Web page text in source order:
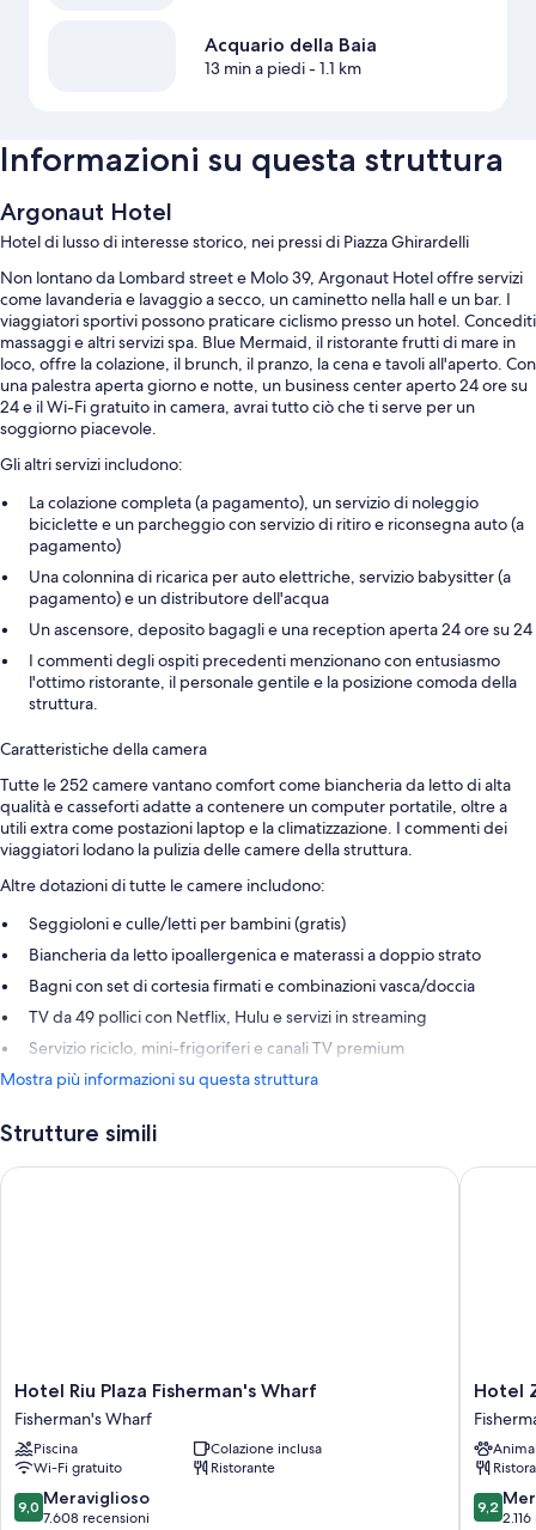
Acquario della Baia
13 min a piedi- 1.1 km
Informazioni su questa struttura
Argonaut Hotel
Hotel di lusso di interesse storico, nei pressi di Piazza Ghirardelli
Non lontano da Lombard street e Molo 39, Argonaut Hotel offre servizi
come lavanderia e lavaggio a secco, un caminetto nella hall e un bar. I
viaggiatori sportivi possono praticare ciclismo presso un hotel. Concediti
massaggi e altri servizi spa. Blue Mermaid, il ristorante frutti di mare in
loco, offre la colazione, il brunch, il pranzo, la cena e tavoli all'aperto. Con
una palestra aperta giorno e notte, un business center aperto 24 ore su
24 e il Wi-Fi gratuito in camera, avrai tutto ciò che ti serve per un
soggiorno piacevole.
Gli altri servizi includono:
La colazione completa (a pagamento), un servizio di noleggio
biciclette e un parcheggio con servizio di ritiro e riconsegna auto (a
pagamento)
Una colonnina di ricarica per auto elettriche, servizio babysitter (a
pagamento) e un distributore dell'acqua
Un ascensore, deposito bagagli e una reception aperta 24 ore su 24
I commenti degli ospiti precedenti menzionano con entusiasmo
l'ottimo ristorante, il personale gentile e la posizione comoda della
struttura.
Caratteristiche della camera
Tutte le 252 camere vantano comfort come biancheria da letto di alta
qualità e casseforti adatte a contenere un computer portatile, oltre a
utili extra come postazioni laptop e la climatizzazione. I commenti dei
viaggiatori lodano la pulizia delle camere della struttura.
Altre dotazioni di tutte le camere includono:
Seggioloni e culle/letti per bambini (gratis)
Biancheria da letto ipoallergenica e materassi a doppio strato
Bagni con set di cortesia firmati e combinazioni vasca/doccia
TV da 49 pollici con Netflix, Hulu e servizi in streaming
Servizio riciclo, mini-frigoriferi e canali TV premium
Mostra più informazioni su questa struttura
Strutture simili
Hotel
Riu
Plaza
Fisherman's
Wharf
Fisherman's
Wharf
Hotel Riu Plaza Fisherman's Wharf
Fisherman's Wharf
Piscina
Colazione inclusa
Wi-Fi gratuito
Ristorante
9.0
su
9,0 Meraviglioso
7.608 recensioni
Hotel Riu Plaza Fisherman's Wharf
Hotel
Zoe
Wharf
Wharf
Hotel
9.2
su
9,2
Hotel